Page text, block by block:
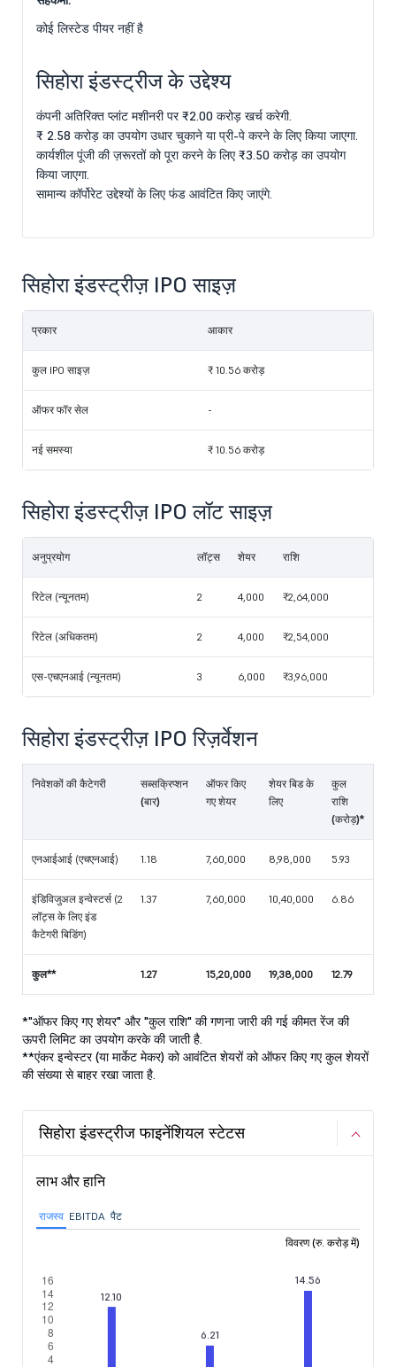
कोई लिस्टेड पीयर नहीं है
सिहोरा इंडस्ट्रीज के उद्देश्य
कंपनी अतिरिक्त प्लांट मशीनरी पर ₹2.00 करोड़ खर्च करेगी.
₹ 2.58 करोड़ का उपयोग उधार चुकाने या प्री-पे करने के लिए किया जाएगा.
कार्यशील पूंजी की ज़रूरतों को पूरा करने के लिए ₹3.50 करोड़ का उपयोग
किया जाएगा.
सामान्य कॉर्पोरेट उद्देश्यों के लिए फंड आवंटित किए जाएंगे.
सिहोरा इंडस्ट्रीज़ IPO साइज़
प्रकार आकार
कुल IPO साइज़ ₹ 10.56 करोड़
ऑफर फॉर सेल -
नई समस्या ₹ 10.56 करोड़
सिहोरा इंडस्ट्रीज़ IPO लॉट साइज़
अनुप्रयोग लॉट्स शेयर राशि
रिटेल (न्यूनतम) 2 4,000 ₹2,64,000
रिटेल (अधिकतम) 2 4,000 ₹2,54,000
एस-एचएनआई (न्यूनतम) 3 6,000 ₹3,96,000
सिहोरा इंडस्ट्रीज़ IPO रिज़र्वेशन
निवेशकों की कैटेगरी
सब्सक्रिप्शन
(बार)
ऑफर किए
गए शेयर
शेयर बिड के
लिए
कुल
राशि
(करोड़)*
एनआईआई (एचएनआई) 1.18 7,60,000 8,98,000 5.93
इंडिविजुअल इन्वेस्टर्स (2
लॉट्स के लिए इंड
कैटेगरी बिडिंग)
1.37 7,60,000 10,40,000 6.86
कुल** 1.27 15,20,000 19,38,000 12.79
*"ऑफर किए गए शेयर" और "कुल राशि" की गणना जारी की गई कीमत रेंज की
ऊपरी लिमिट का उपयोग करके की जाती है.
**एंकर इन्वेस्टर (या मार्केट मेकर) को आवंटित शेयरों को ऑफर किए गए कुल शेयरों
की संख्या से बाहर रखा जाता है.
सिहोरा इंडस्ट्रीज फाइनेंशियल स्टेटस
लाभ और हानि
राजस्व EBITDA पैट
विवरण (रु. करोड़ में)